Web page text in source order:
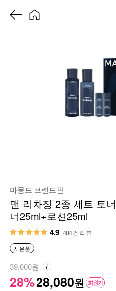
마몽드 브랜드관
맨 리차징 2종 세트 토
너25ml+로션25ml
4.9 484건 리뷰
사은품
28%28,080원 회원가
39,000원